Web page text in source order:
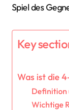
Spiel des
Key
Was ist die
Definition
Wichtige